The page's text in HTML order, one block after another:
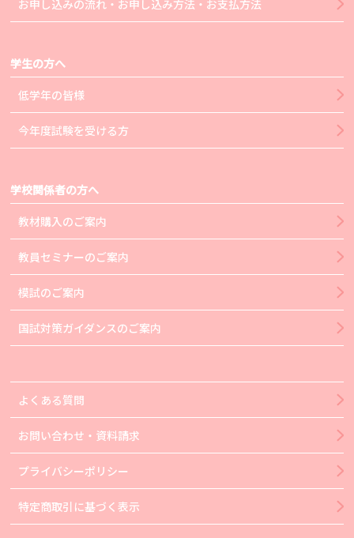
お申し込みの流れ・お申し込み方法・お支払方法
学生の方へ
低学年の皆様
今年度試験を受ける方
学校関係者の方へ
教材購入のご案内
教員セミナーのご案内
模試のご案内
国試対策ガイダンスのご案内
よくある質問
お問い合わせ・資料請求
プライバシーポリシー
特定商取引に基づく表示